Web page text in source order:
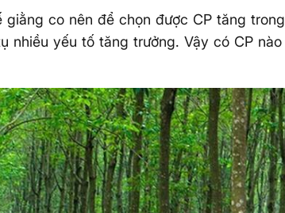
co nên để chọn được CP tăng trong
nhiều yếu tố tăng trưởng. Vậy có CP nào